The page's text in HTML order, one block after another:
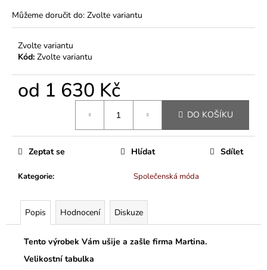
Můžeme doručit do: Zvolte variantu
Zvolte variantu
Kód: Zvolte variantu
od 1 630 Kč
DO KOŠÍKU
Kategorie: Společenská móda
Zeptat se Hlídat Sdílet
Popis Hodnocení Diskuze
Tento výrobek Vám ušije a zašle firma Martina.
Velikostní tabulka
VISKÓZA)
244
Kč